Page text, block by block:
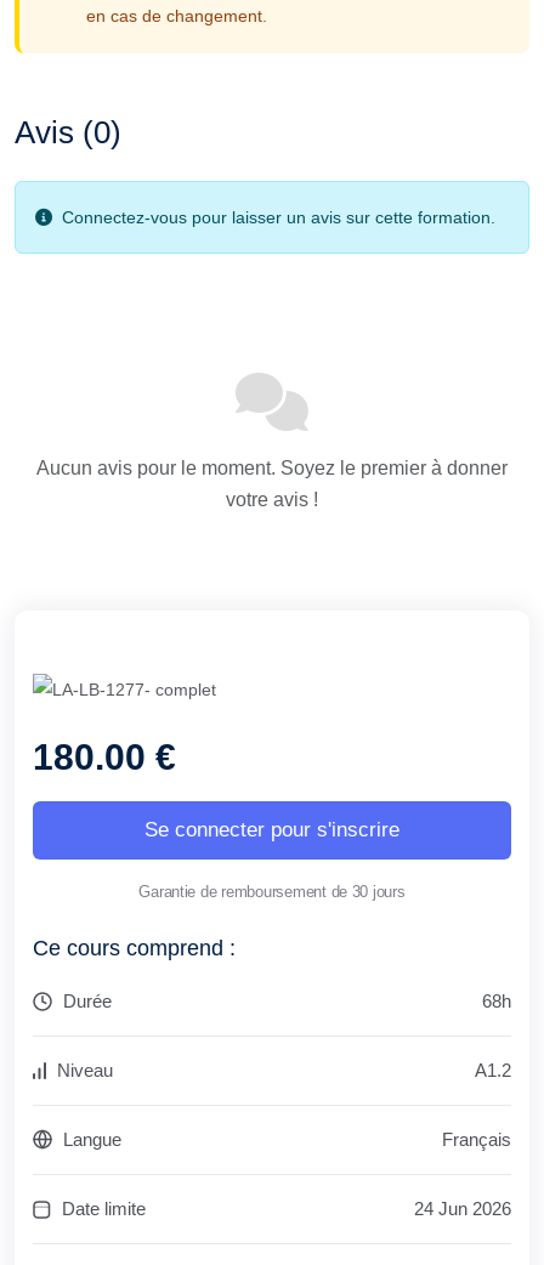
en cas de changement.
Avis (0)
Connectez-vous pour laisser un avis sur cette formation.
Aucun avis pour le moment. Soyez le premier à donner
votre avis !
180.00 €
Se connecter pour s'inscrire
Garantie de remboursement de 30 jours
Ce cours comprend :
Durée 68h
Niveau A1.2
Langue Français
Date limite 24 Jun 2026